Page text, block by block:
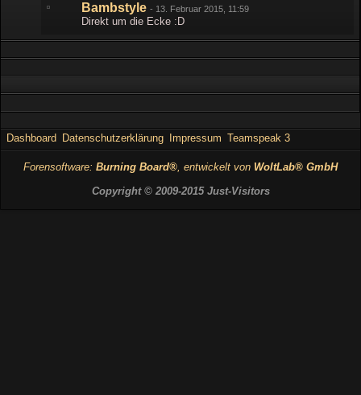
Bambstyle - 13. Februar 2015, 11:59
Direkt um die Ecke :D
Dashboard Datenschutzerklärung Impressum Teamspeak 3
Forensoftware: Burning Board®, entwickelt von WoltLab® GmbH
Copyright © 2009-2015 Just-Visitors